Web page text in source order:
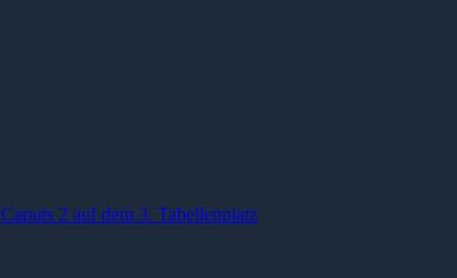
2 auf dem 3. Tabellenplatz